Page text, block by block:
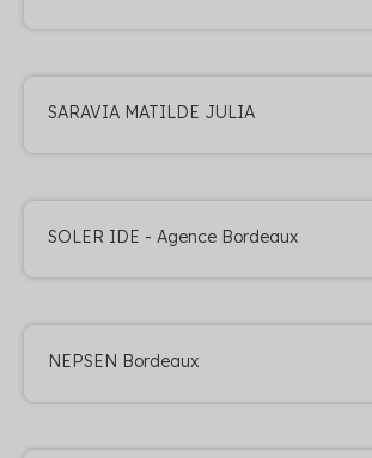
SARAVIA MATILDE JULIA
SOLER IDE - Agence Bordeaux
NEPSEN Bordeaux